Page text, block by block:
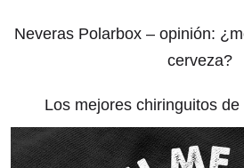
Neveras Polarbox – opinión:
cerveza?
Los mejores chiringuitos